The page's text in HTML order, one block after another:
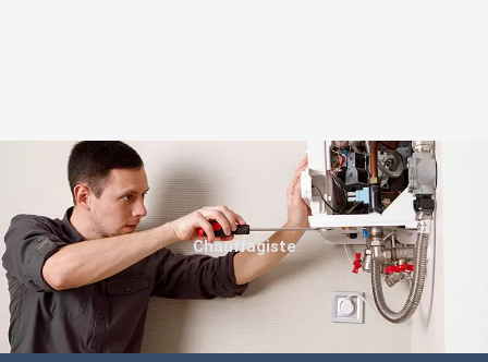
Chauffagiste